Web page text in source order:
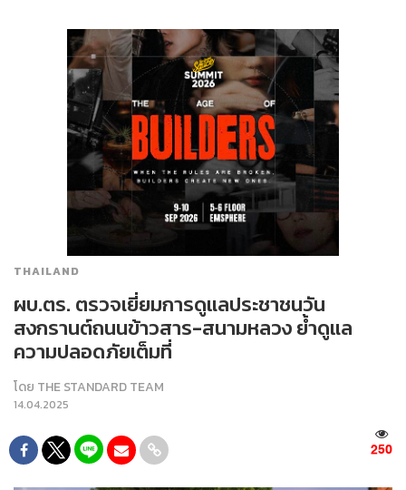
THAILAND
ผบ.ตร. ตรวจเยี่ยมการดูแลประชาชนวัน
สงกรานต์ถนนข้าวสาร-สนามหลวง ย้ำดูแล
ความปลอดภัยเต็มที่
โดย THE STANDARD TEAM
14.04.2025
250